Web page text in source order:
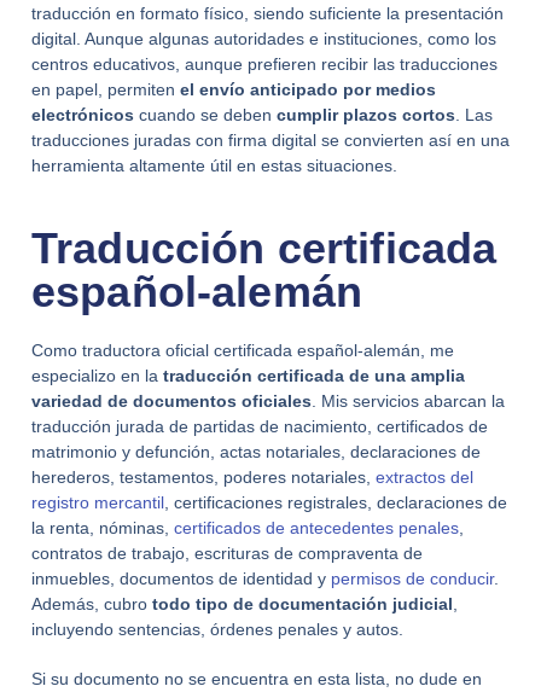
traducción en formato físico, siendo suficiente la presentación
digital. Aunque algunas autoridades e instituciones, como los
centros educativos, aunque prefieren recibir las traducciones
en papel, permiten el envío anticipado por medios
electrónicos cuando se deben cumplir plazos cortos . Las
traducciones juradas con firma digital se convierten así en una
herramienta altamente útil en estas situaciones.
Traducción certificada
español-alemán
Como traductora oficial certificada español-alemán, me
especializo en la traducción certificada de una amplia
variedad de documentos oficiales . Mis servicios abarcan la
traducción jurada de partidas de nacimiento, certificados de
matrimonio y defunción, actas notariales, declaraciones de
herederos, testamentos, poderes notariales, extractos del
registro mercantil , certificaciones registrales, declaraciones de
la renta, nóminas, certificados de antecedentes penales
contratos de trabajo, escrituras de compraventa de
inmuebles, documentos de identidad y permisos de conducir.
Además, cubro todo tipo de documentación judicial
incluyendo sentencias, órdenes penales y autos.
Si su documento no se encuentra en esta lista, no dude en